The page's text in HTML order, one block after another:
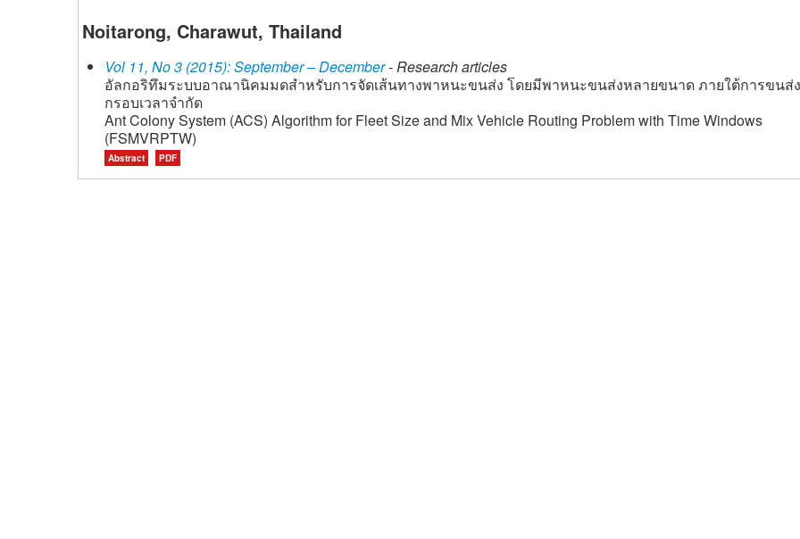
Noitarong, Charawut, Thailand
Vol 11, No 3 (2015): September – December- Research articles
อัลกอริทึมระบบอาณานิคมมดสำหรับการจัดเส้นทางพาหนะขนส่ง โดยมีพาหนะขนส่งหลายขนาด ภายใต้การขนส่
กรอบเวลาจำกัด
Ant Colony System (ACS) Algorithm for Fleet Size and Mix Vehicle Routing Problem with Time Windows
(FSMVRPTW)
Abstract PDF